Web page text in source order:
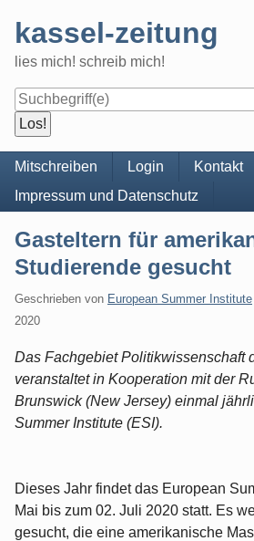
content
kassel-zeitung
lies mich! schreib mich!
Navigation
Mitschreiben Login
Kontakt
Impressum und Datenschutz
Gasteltern für
Studierende gesucht
Geschrieben von European Summer Institute
2020
Das Fachgebiet Politikwissenschaft
veranstaltet in Kooperation mit der
Brunswick (New Jersey) einmal
Summer Institute (ESI).
Dieses Jahr findet das European
Mai bis zum 02. Juli 2020 statt. Es
gesucht, die eine amerikanische